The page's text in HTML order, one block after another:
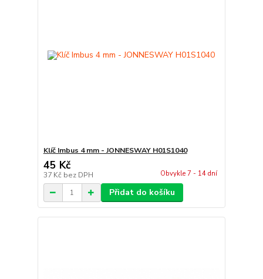
Klíč Imbus 4 mm - JONNESWAY H01S1040
45 Kč
37 Kč bez DPH Obvykle 7 - 14 dní
Přidat do košíku